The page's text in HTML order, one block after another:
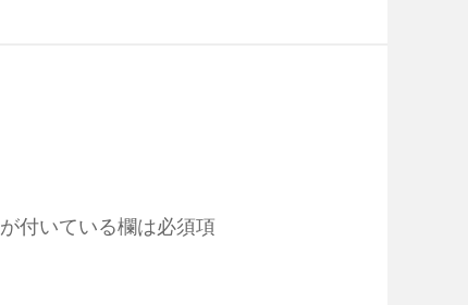
が付いている欄は必須項